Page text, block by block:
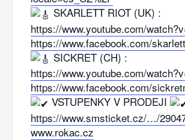
SKARLETT RIOT (UK) :
https://www.youtube.com/
https://www.facebook.com/
SICKRET (CH) :
https://www.youtube.com/
https://www.facebook.com/
VSTUPENKY V PRODEJI
https://www.smsticket.cz/…/
www.rokac.cz